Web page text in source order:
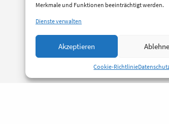
Merkmale und Funktionen beeinträchtigt werden.
Dienste verwalten
Akzeptieren
Cookie-Richtlinie